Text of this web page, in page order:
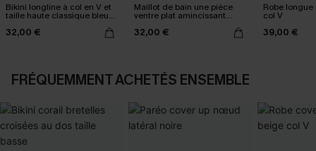
Bikini longline à col en V et
taille haute classique bleu
32,00 €
Maillot de bain une pièce
ventre plat amincissant
32,00 €
Robe longue
col V
39,00 €
FRÉQUEMMENT ACHETÉS ENSEMBLE